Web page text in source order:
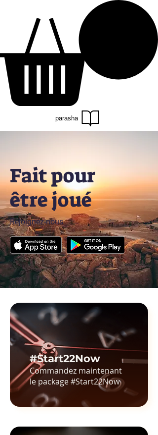
parasha
Fait pour
être joué
Rejoignez-nous
#Start22Now
Commandez maintenant
le package #Start22Now